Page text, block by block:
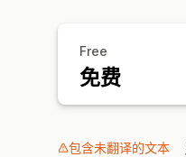
Free
免费
包含未翻译的文本